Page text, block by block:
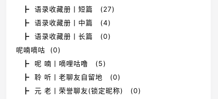
┣ 语录收藏册丨短篇 (27)
┣ 语录收藏册丨中篇 (4)
┣ 语录收藏册丨长篇 (0)
呢喃嘀咕 (0)
┣ 呢 喃丨嘀哩咕噜 (5)
┣ 聆 听丨老聊友自留地 (0)
┣ 元 老丨荣誉聊友(锁定昵称) (0)